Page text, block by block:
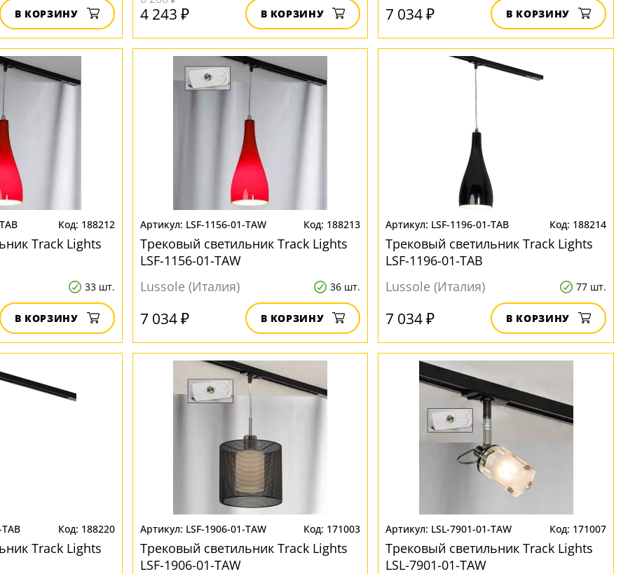
В КОРЗИНУ 4 243 ₽ В КОРЗИНУ 7 034 ₽ В КОРЗИНУ
188212
Track Lights
33 шт.
В КОРЗИНУ
LSF-1156-01-TAW 188213
Трековый светильник Track Lights
LSF-1156-01-TAW
Lussole (Италия)
36 шт.
7 034 ₽ В КОРЗИНУ
LSF-1196-01-TAB 188214
Трековый светильник Track Lights
LSF-1196-01-TAB
Lussole (Италия)
77 шт.
7 034 ₽ В КОРЗИНУ
188220
Track Lights
LSF-1906-01-TAW 171003
Трековый светильник Track Lights
LSF-1906-01-TAW
LSL-7901-01-TAW 171007
Трековый светильник Track Lights
LSL-7901-01-TAW